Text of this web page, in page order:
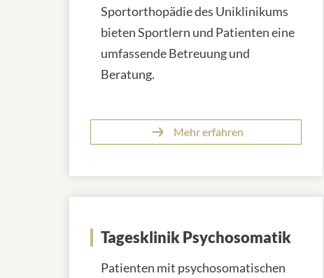
Sportorthopädie des Uniklinikums
bieten Sportlern und Patienten eine
umfassende Betreuung und
Beratung.
Mehr erfahren
Tagesklinik Psychosomatik
Patienten mit psychosomatischen